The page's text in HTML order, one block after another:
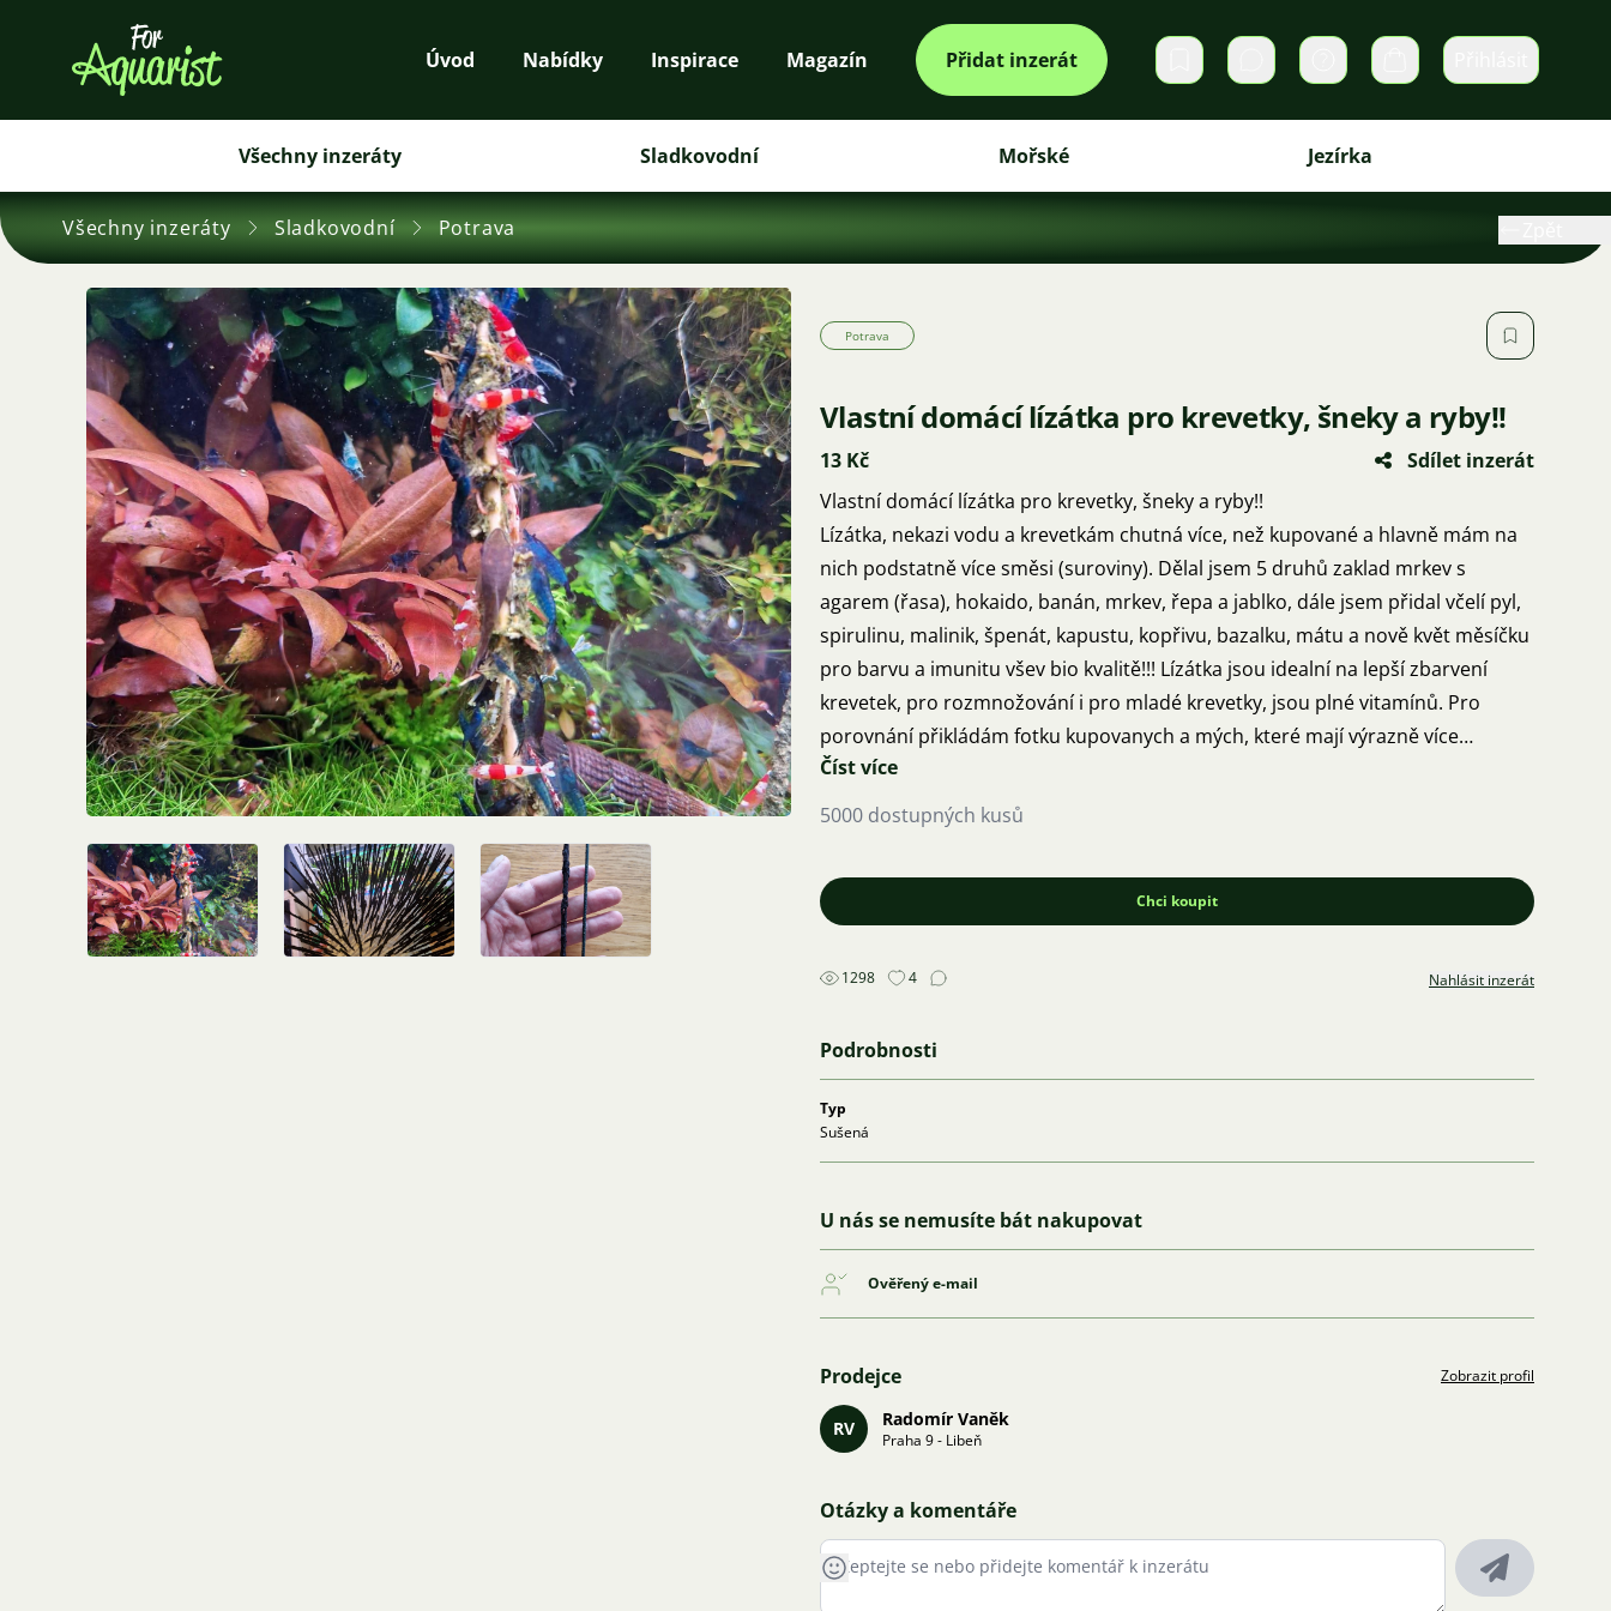
Úvod Nabídky Inspirace Magazín Přidat inzerát Soukromé zprávy Košík
Všechny inzeráty Sladkovodní Mořské Jezírka
Všechny inzeráty Sladkovodní Potrava
Potrava
Vlastní domácí lízátka pro krevetky, šneky a ryby!!
13 Kč
Sdílet inzerát
Vlastní domácí lízátka pro krevetky, šneky a ryby!!
Lízátka, nekazi vodu a krevetkám chutná více, než kupované a hlavně mám na
nich podstatně více směsi (suroviny). Dělal jsem 5 druhů zaklad mrkev s
agarem (řasa), hokaido, banán, mrkev, řepa a jablko, dále jsem přidal včelí pyl,
spirulinu, malinik, špenát, kapustu, kopřivu, bazalku, mátu a nově květ měsíčku
pro barvu a imunitu všev bio kvalitě!!! Lízátka jsou idealní na lepší zbarvení
krevetek, pro rozmnožování i pro mladé krevetky, jsou plné vitamínů. Pro
porovnání přikládám fotku kupovanych a mých, které mají výrazně více
suroviny! Kdyby měl někdo zájem o lízátka tak mám 20cm (18cm suroviny).
Cena 13Kč za kus.
Číst více
5000 dostupných kusů
Chci koupit
1298 4 Nahlásit inzerát
Podrobnosti
Typ
Sušená
U nás se nemusíte bát nakupovat
Ověřený e-mail
Prodejce Zobrazit profil
RV Radomír Vaněk
Praha 9 - Libeň
Otázky a komentáře